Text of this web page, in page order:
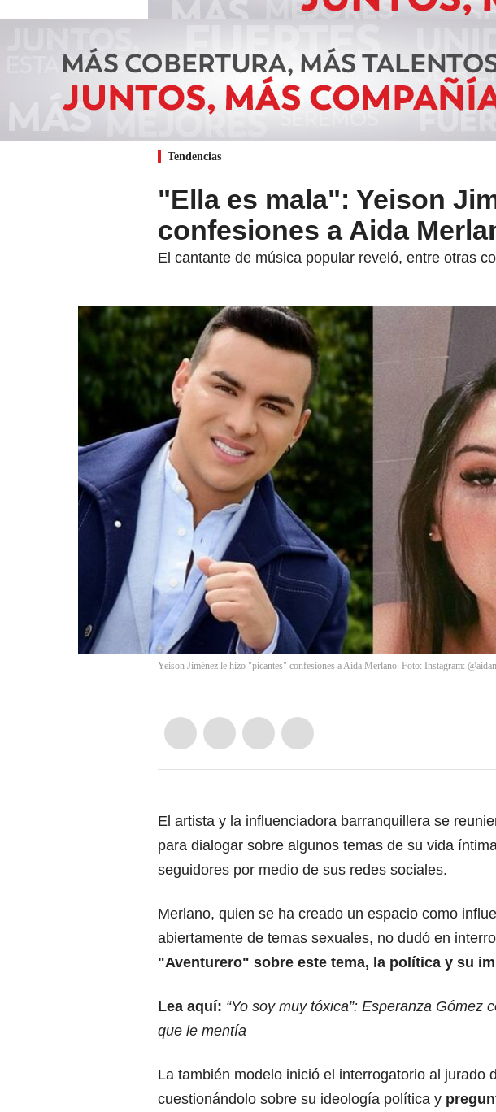
Tendencias
"Ella es mala": Yeison
confesiones a Aida
El cantante de música popular reveló, entre otras
Yeison Jiménez le hizo "picantes" confesiones a Aida Merlano. Foto: Instagram:
El artista y la influenciadora barranquillera se
para dialogar sobre algunos temas de su vida
seguidores por medio de sus redes sociales.
Merlano, quien se ha creado un espacio como
abiertamente de temas sexuales, no dudó en
"Aventurero" sobre este tema, la política y su
Lea aquí: “Yo soy muy tóxica”: Esperanza Gómez
que le mentía
La también modelo inició el interrogatorio al jurado
cuestionándolo sobre su ideología política y